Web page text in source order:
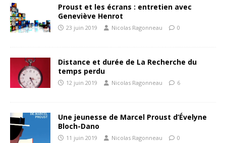
Proust et les écrans : entretien avec
Geneviève Henrot
23 juin 2019 Nicolas Ragonneau 0
Distance et durée de La Recherche du
temps perdu
12 juin 2019 Nicolas Ragonneau 6
Une jeunesse de Marcel Proust d’Évelyne
Bloch-Dano
11 juin 2019 Nicolas Ragonneau 0